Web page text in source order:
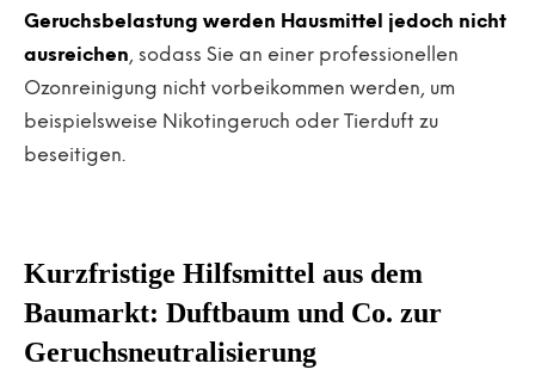
Geruchsbelastung werden Hausmittel jedoch nicht
ausreichen, sodass Sie an einer professionellen
Ozonreinigung nicht vorbeikommen werden, um
beispielsweise Nikotingeruch oder Tierduft zu
beseitigen.
Kurzfristige Hilfsmittel aus dem
Baumarkt: Duftbaum und Co. zur
Geruchsneutralisierung